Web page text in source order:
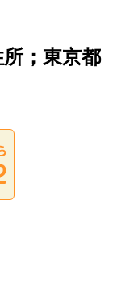
所；東京都